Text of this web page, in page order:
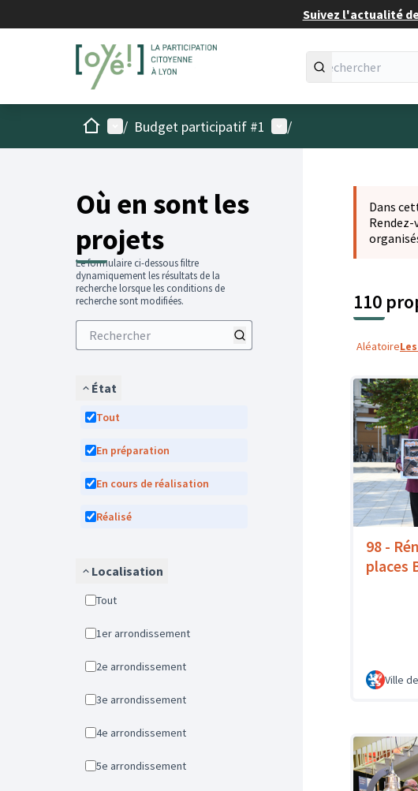
Suivez l'actualité
AccueilMenu principal
/ Budget participatif #1 Menu utilisateur
/
Où en sont les
projets
Le formulaire ci-dessous filtre
dynamiquement les résultats de la
recherche lorsque les conditions de
recherche sont modifiées.
État
Tout
En préparation
En cours de réalisation
Réalisé
Localisation
Tout
1er arrondissement
2e arrondissement
3e arrondissement
4e arrondissement
5e arrondissement
Dans
Rendez-
110
Aléatoire
98 -
places
Ville